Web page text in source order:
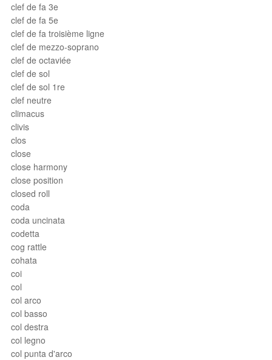
clef de fa 3e
clef de fa 5e
clef de fa troisième ligne
clef de mezzo-soprano
clef de octaviée
clef de sol
clef de sol 1re
clef neutre
climacus
clivis
clos
close
close harmony
close position
closed roll
coda
coda uncinata
codetta
cog rattle
cohata
coi
col
col arco
col basso
col destra
col legno
col punta d'arco